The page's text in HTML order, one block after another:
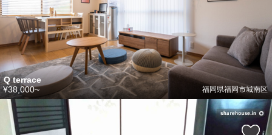
Q terrace
福岡県福岡市城南区
¥38,000~